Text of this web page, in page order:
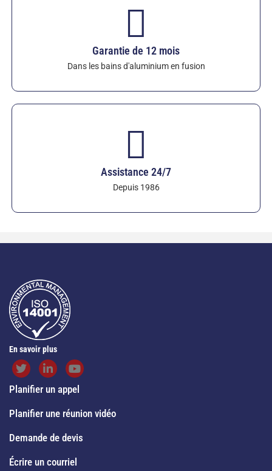
Garantie de 12 mois
Dans les bains d'aluminium en fusion
Assistance 24/7
Depuis 1986
En savoir plus
Planifier un appel
Planifier une réunion vidéo
Demande de devis
Écrire un courriel